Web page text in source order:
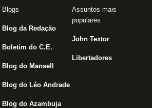
Blogs
Blog da Redação
Boletim do C.E.
Blog do Mansell
Blog do Léo Andrade
Blog do Azambuja
Assuntos mais
populares
John Textor
Libertadores